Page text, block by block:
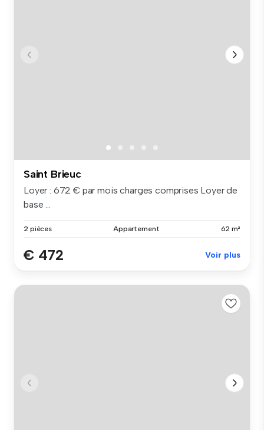
Saint Brieuc
Loyer : 672 € par mois charges comprises Loyer de
base ...
2 pièces Appartement 62 m²
€ 472 Voir plus